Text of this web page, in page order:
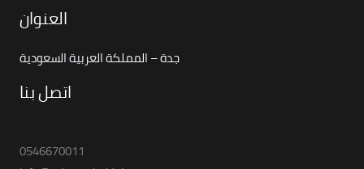
العنوان
جدة – المملكة العربية السعودية
اتصل بنا